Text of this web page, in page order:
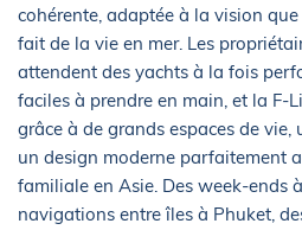
cohérente, adaptée à la vision
fait de la vie en mer. Les
attendent des yachts à la fois
faciles à prendre en main, et la F-
grâce à de grands espaces de
un design moderne parfaitement
familiale en Asie. Des week-ends
navigations entre îles à Phuket,